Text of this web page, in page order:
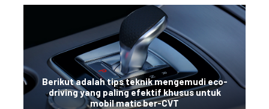
Berikut adalah tips teknik mengemudi eco-
driving yang paling efektif khusus untuk
mobil matic ber-CVT